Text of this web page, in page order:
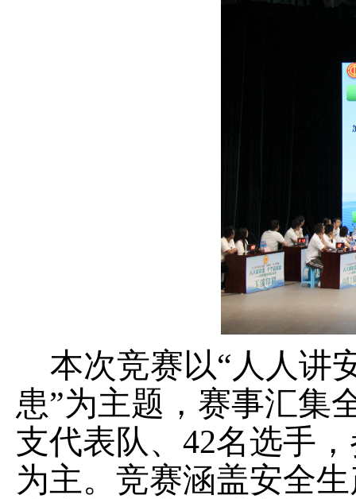
本次竞赛以“ 人人讲
患”为主题， 赛事汇集
支代表队、 42名选手
为主。竞赛涵盖安全